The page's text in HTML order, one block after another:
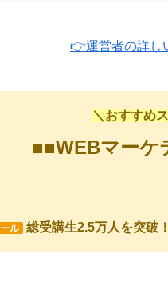
👉運営者の詳し
＼おすすめ
■■WEBマーケ
ル 総受講生2.5万人を突破